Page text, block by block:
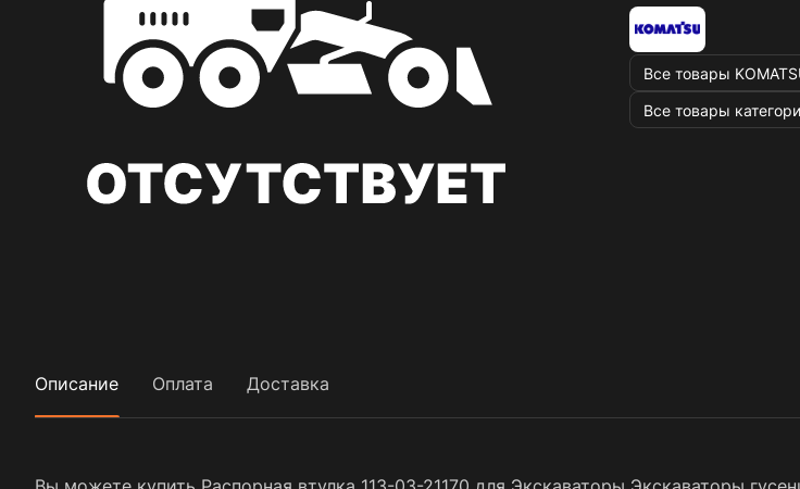
Все товары
Все товары
Описание Оплата Доставка